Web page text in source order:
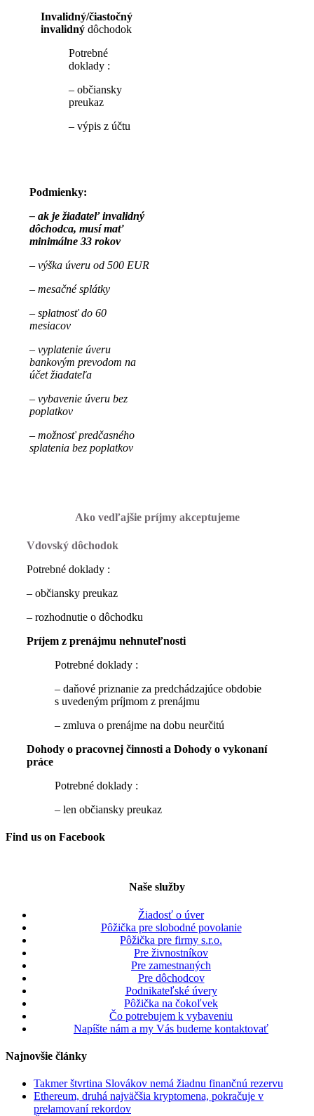
Invalidný/čiastočný
invalidný dôchodok
Potrebné
doklady :
– občiansky
preukaz
– výpis z účtu
Podmienky:
– ak je žiadateľ invalidný
dôchodca, musí mať
minimálne 33 rokov
– výška úveru od 500 EUR
– mesačné splátky
– splatnosť do 60
mesiacov
– vyplatenie úveru
bankovým prevodom na
účet žiadateľa
– vybavenie úveru bez
poplatkov
– možnosť predčasného
splatenia bez poplatkov
Ako vedľajšie príjmy akceptujeme
Vdovský dôchodok
Potrebné doklady :
– občiansky preukaz
– rozhodnutie o dôchodku
Príjem z prenájmu nehnuteľnosti
Potrebné doklady :
– daňové priznanie za predchádzajúce obdobie
s uvedeným príjmom z prenájmu
– zmluva o prenájme na dobu neurčitú
Dohody o pracovnej činnosti a Dohody o vykonaní
práce
Potrebné doklady :
– len občiansky preukaz
Find us on Facebook
Naše služby
Žiadosť o úver
Pôžička pre slobodné povolanie
Pôžička pre firmy s.r.o.
Pre živnostníkov
Pre zamestnaných
Pre dôchodcov
Podnikateľské úvery
Pôžička na čokoľvek
Čo potrebujem k vybaveniu
Napíšte nám a my Vás budeme kontaktovať
Najnovšie články
Takmer štvrtina Slovákov nemá žiadnu finančnú rezervu
Ethereum, druhá najväčšia kryptomena, pokračuje v
prelamovaní rekordov